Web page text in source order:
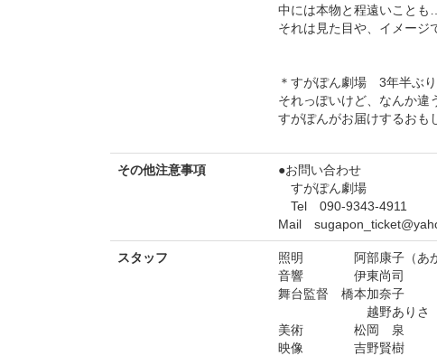
中には本物と程遠いことも…
それは見た目や、イメージ
＊すがぽん劇場 3年半ぶり
それっぽいけど、なんか違
すがぽんがお届けするおも
その他注意事項
●お問い合わせ
すがぽん劇場
Tel 090-9343-4911
Mail
スタッフ
照明 阿部康子（あか
音響 伊東尚司
舞台監督 橋本加奈子
越野ありさ
美術 松岡 泉
映像 吉野賢樹